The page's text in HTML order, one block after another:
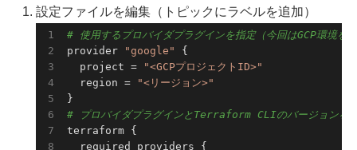
設定ファイルを編集（トピックにラベルを追加）
# 使用するプロバイダプラグインを指定（今回はGCP環境を
provider
"google"
{
  project =
"<GCPプロジェクトID>"
  region =
"<リージョン>"
# プロバイダプラグインとTerraform CLIのバージョンを
terraform {
  required_providers {